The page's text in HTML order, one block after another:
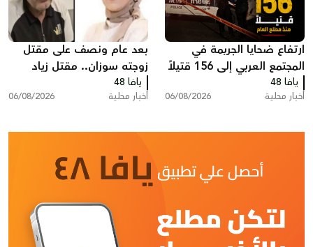
ارتفاع ضحايا الجريمة في
المجتمع العربي إلى 156 قتيلاً
منذ مطلع العام
يافا 48
أخبار محلية 06/08/2026
بعد عام ونصف على مقتل
زوجته سوزان.. مقتل زياد
بشارة من الطيرة في الطيبة
يافا 48
أخبار محلية 06/08/2026